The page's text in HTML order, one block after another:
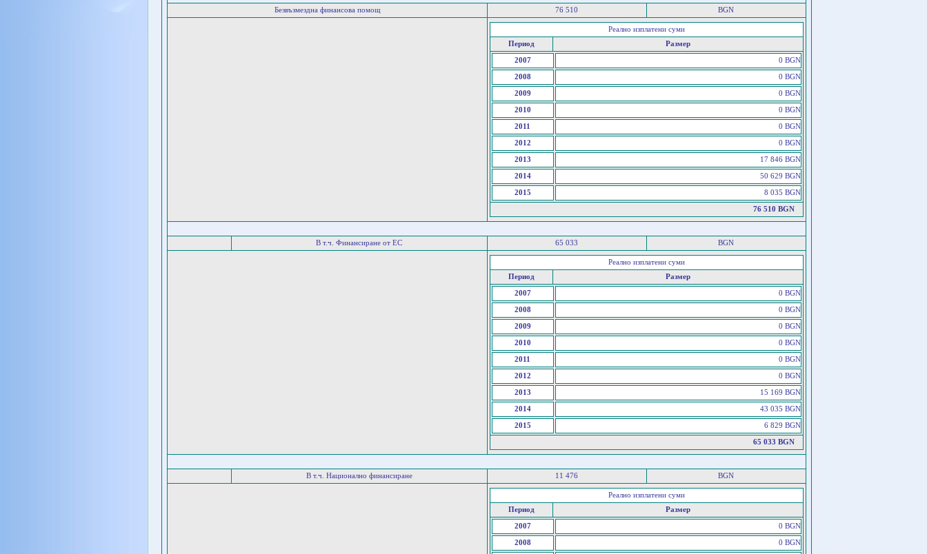
Безвъзмездна финансова помощ 76 510 BGN
Реално изплатени суми
Период
Размер
2007 0 BGN
2008 0 BGN
2009 0 BGN
2010 0 BGN
2011 0 BGN
2012 0 BGN
2013 17 846 BGN
2014 50 629 BGN
2015 8 035 BGN
76 510 BGN
В т.ч. Финансиране от ЕС 65 033 BGN
Реално изплатени суми
Период
Размер
2007 0 BGN
2008 0 BGN
2009 0 BGN
2010 0 BGN
2011 0 BGN
2012 0 BGN
2013 15 169 BGN
2014 43 035 BGN
2015 6 829 BGN
65 033 BGN
В т.ч. Национално финансиране 11 476 BGN
Реално изплатени суми
Период
Размер
2007 0 BGN
2008 0 BGN